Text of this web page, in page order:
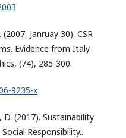
Janruay 30). CSR
Evidence from Italy
(74), 285-300.
9235-x
D. (2017). Sustainability
Responsibility..